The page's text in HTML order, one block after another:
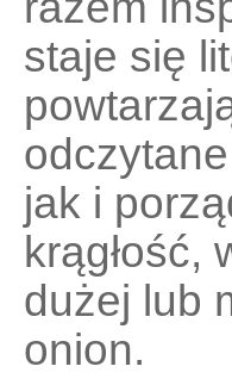
staje się
jak i
krągłość,
dużej lub
onion.